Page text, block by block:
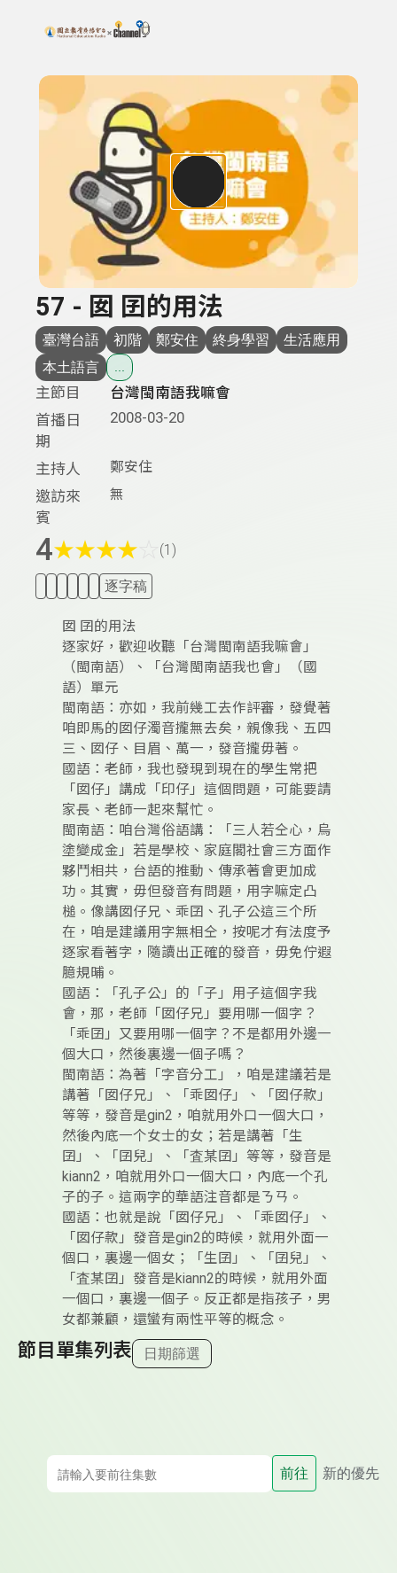
上方功能區塊
搜尋關鍵字：可輸入節目名稱、主持人或關鍵字
57 - 囡 囝的用法
臺灣台語 初階 鄭安住 終身學習
生活應用
本土語言
...
主節目
台灣閩南語我嘛會
首播日
期
2008-03-20
主持人 鄭安住
邀訪來
賓
無
4★★★★ (1)
逐字稿
囡 囝的用法
逐家好，歡迎收聽「台灣閩南語我嘛會」
（閩南語）、「台灣閩南語我也會」（國
語）單元
閩南語：亦如，我前幾工去作評審，發覺著
咱即馬的囡仔濁音攏無去矣，親像我、五四
三、囡仔、目眉、萬一，發音攏毋著。
國語：老師，我也發現到現在的學生常把
「囡仔」講成「印仔」這個問題，可能要請
家長、老師一起來幫忙。
閩南語：咱台灣俗語講：「三人若仝心，烏
塗變成金」若是學校、家庭閣社會三方面作
夥鬥相共，台語的推動、傳承著會更加成
功。其實，毋但發音有問題，用字嘛定凸
槌。像講囡仔兄、乖囝、孔子公這三个所
在，咱是建議用字無相仝，按呢才有法度予
逐家看著字，隨讀出正確的發音，毋免佇遐
臆規晡。
國語：「孔子公」的「子」用子這個字我
會，那，老師「囡仔兄」要用哪一個字？
「乖囝」又要用哪一個字？不是都用外邊一
個大口，然後裏邊一個子嗎？
閩南語：為著「字音分工」，咱是建議若是
講著「囡仔兄」、「乖囡仔」、「囡仔款」
等等，發音是gin2，咱就用外口一個大口，
然後內底一个女士的女；若是講著「生
囝」、「囝兒」、「査某囝」等等，發音是
kiann2，咱就用外口一個大口，內底一个孔
子的子。這兩字的華語注音都是ㄋㄢ。
國語：也就是說「囡仔兄」、「乖囡仔」、
「囡仔款」發音是gin2的時候，就用外面一
個口，裏邊一個女；「生囝」、「囝兒」、
「査某囝」發音是kiann2的時候，就用外面
一個口，裏邊一個子。反正都是指孩子，男
女都兼顧，還蠻有兩性平等的概念。
節目單集列表 日期篩選
前往 新的優先